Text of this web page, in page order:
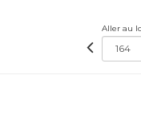
Aller au